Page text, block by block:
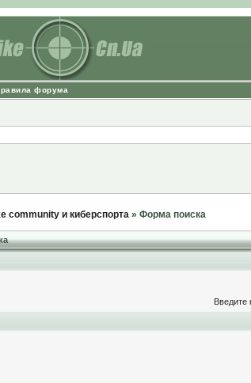
форума
community и киберспорта» Форма поиска
Введите